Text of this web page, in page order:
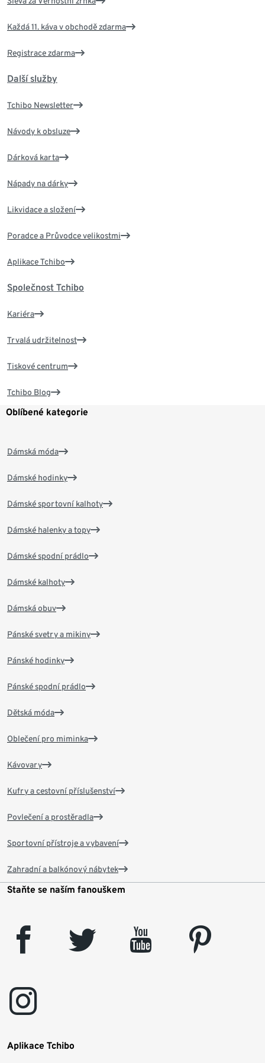
Každá 11. káva v obchodě zdarma
Registrace zdarma
Další služby
Tchibo Newsletter
Návody k obsluze
Dárková karta
Nápady na dárky
Likvidace a složení
Poradce a Průvodce velikostmi
Aplikace Tchibo
Společnost Tchibo
Kariéra
Trvalá udržitelnost
Tiskové centrum
Tchibo Blog
Oblíbené kategorie
Dámská móda
Dámské hodinky
Dámské sportovní kalhoty
Dámské halenky a topy
Dámské spodní prádlo
Dámské kalhoty
Dámská obuv
Pánské svetry a mikiny
Pánské hodinky
Pánské spodní prádlo
Dětská móda
Oblečení pro miminka
Kávovary
Kufry a cestovní příslušenství
Povlečení a prostěradla
Sportovní přístroje a vybavení
Zahradní a balkónový nábytek
Staňte se naším fanouškem
facebook twitter youtube
pinterest
instagram
Aplikace Tchibo